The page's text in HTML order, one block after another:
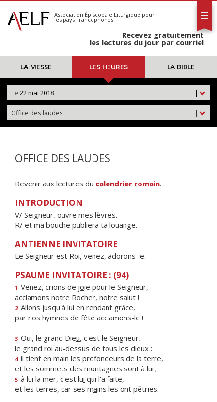
S'abonner
Calendrier
Association Épiscopale Liturgique pour
les pays Francophones
Recevez gratuitement
les lectures du jour par courriel
LA MESSE LES HEURES LA BIBLE
|
Le 22 mai 2018
|
Office des laudes
OFFICE DES LAUDES
Revenir aux lectures du calendrier romain.
INTRODUCTION
V/ Seigneur, ouvre mes lèvres,
R/ et ma bouche publiera ta louange.
ANTIENNE INVITATOIRE
Le Seigneur est Roi, venez, adorons-le.
PSAUME INVITATOIRE : (94)
1 Venez, crions de joie pour le Seigneur,
acclamons notre Rocher, notre salut !
2 Allons jusqu'à lui en rendant grâce,
par nos hymnes de fête acclamons-le !
3 Oui, le grand Dieu, c'est le Seigneur,
le grand roi au-dessus de tous les dieux :
4 il tient en main les profondeurs de la terre,
et les sommets des montagnes sont à lui ;
5 à lui la mer, c'est lui qui l'a faite,
et les terres, car ses mains les ont pétries.